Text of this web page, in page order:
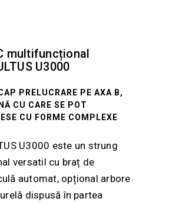
multifuncțional
U3000
PRELUCRARE PE AXA B,
CU CARE SE POT
CU FORME COMPLEXE
U3000 este un strung
versatil cu braț de
automat, opțional arbore
dispusă în partea